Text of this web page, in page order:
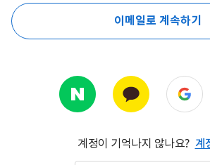
이메일로 계속하기
계정이 기억나지 않나요? 계